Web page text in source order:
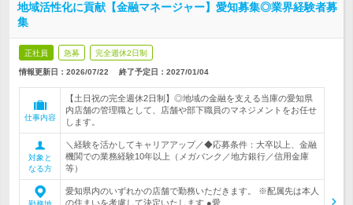
地域活性化に貢献【金融マネージャー】愛知募集◎業界経験者募
集
正社員 急募 完全週休2日制
情報更新日：2026/07/22 終了予定日： 2027/01/04
仕事内容
【土日祝の完全週休2日制】◎地域の金融を支える当庫の愛知県
内店舗の管理職として、店舗や部下職員のマネジメントをお任せ
します。
対象と
なる方
＼経験を活かしてキャリアアップ／◆応募条件：大卒以上、金融
機関での業務経験10年以上（メガバンク／地方銀行／信用金庫
等）
愛知県内のいずれかの店舗で勤務いただきます。 ※配属先は本人
の住まいを考慮して決定いたします ●愛…